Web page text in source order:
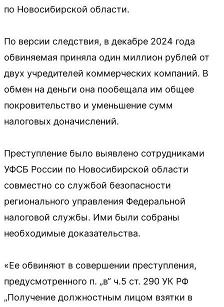
по Новосибирской области.
По версии следствия, в декабре 2024 года
обвиняемая приняла один миллион рублей от
двух учредителей коммерческих компаний. В
обмен на деньги она пообещала им общее
покровительство и уменьшение сумм
налоговых доначислений.
Преступление было выявлено сотрудниками
УФСБ России по Новосибирской области
совместно со службой безопасности
регионального управления Федеральной
налоговой службы. Ими были собраны
необходимые доказательства.
«Ее обвиняют в совершении преступления,
предусмотренного п. „в“ ч.5 ст. 290 УК РФ
„Получение должностным лицом взятки в